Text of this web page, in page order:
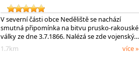
V severní části obce Neděliště se nachází
smutná připomínka na bitvu prusko-rakouské
války ze dne 3.7.1866. Nalézá se zde vojenský…
1.7km
více »